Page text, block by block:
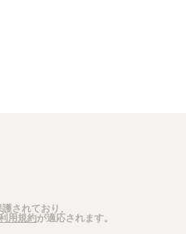
●目に異常を感じた場合は
●目に入った場合は直ちに
されており、
用規約が適応されます。